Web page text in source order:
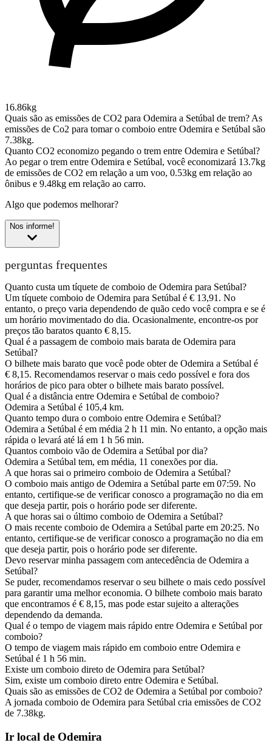
16.86kg
Quais são as emissões de CO2 para Odemira a Setúbal de trem? As
emissões de Co2 para tomar o comboio entre Odemira e Setúbal são
7.38kg.
Quanto CO2 economizo pegando o trem entre Odemira e Setúbal?
Ao pegar o trem entre Odemira e Setúbal, você economizará 13.7kg
de emissões de CO2 em relação a um voo, 0.53kg em relação ao
ônibus e 9.48kg em relação ao carro.
Algo que podemos melhorar?
Nos informe!
perguntas frequentes
Quanto custa um tíquete de comboio de Odemira para Setúbal?
Um tíquete comboio de Odemira para Setúbal é € 13,91. No
entanto, o preço varia dependendo de quão cedo você compra e se é
um horário movimentado do dia. Ocasionalmente, encontre-os por
preços tão baratos quanto € 8,15.
Qual é a passagem de comboio mais barata de Odemira para
Setúbal?
O bilhete mais barato que você pode obter de Odemira a Setúbal é
€ 8,15. Recomendamos reservar o mais cedo possível e fora dos
horários de pico para obter o bilhete mais barato possível.
Qual é a distância entre Odemira e Setúbal de comboio?
Odemira a Setúbal é 105,4 km.
Quanto tempo dura o comboio entre Odemira e Setúbal?
Odemira a Setúbal é em média 2 h 11 min. No entanto, a opção mais
rápida o levará até lá em 1 h 56 min.
Quantos comboio vão de Odemira a Setúbal por dia?
Odemira a Setúbal tem, em média, 11 conexões por dia.
A que horas sai o primeiro comboio de Odemira a Setúbal?
O comboio mais antigo de Odemira a Setúbal parte em 07:59. No
entanto, certifique-se de verificar conosco a programação no dia em
que deseja partir, pois o horário pode ser diferente.
A que horas sai o último comboio de Odemira a Setúbal?
O mais recente comboio de Odemira a Setúbal parte em 20:25. No
entanto, certifique-se de verificar conosco a programação no dia em
que deseja partir, pois o horário pode ser diferente.
Devo reservar minha passagem com antecedência de Odemira a
Setúbal?
Se puder, recomendamos reservar o seu bilhete o mais cedo possível
para garantir uma melhor economia. O bilhete comboio mais barato
que encontramos é € 8,15, mas pode estar sujeito a alterações
dependendo da demanda.
Qual é o tempo de viagem mais rápido entre Odemira e Setúbal por
comboio?
O tempo de viagem mais rápido em comboio entre Odemira e
Setúbal é 1 h 56 min.
Existe um comboio direto de Odemira para Setúbal?
Sim, existe um comboio direto entre Odemira e Setúbal.
Quais são as emissões de CO2 de Odemira a Setúbal por comboio?
A jornada comboio de Odemira para Setúbal cria emissões de CO2
de 7.38kg.
Ir local de Odemira